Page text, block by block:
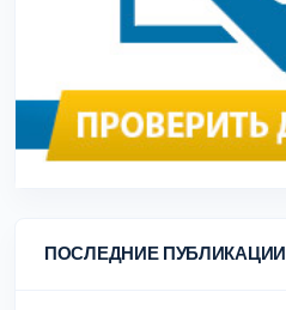
ПОСЛЕДНИЕ ПУБЛИКАЦИИ